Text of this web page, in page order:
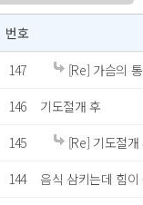
번호
147
[Re] 가슴의
146
기도절개 후
145
[Re] 기도절개
144
음식 삼키는데 힘